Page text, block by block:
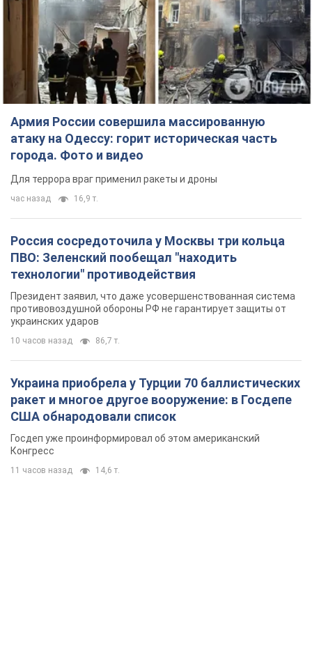
Армия России совершила массированную
атаку на Одессу: горит историческая часть
города. Фото и видео
Для террора враг применил ракеты и дроны
час назад 16,9 т.
Россия сосредоточила у Москвы три кольца
ПВО: Зеленский пообещал "находить
технологии" противодействия
Президент заявил, что даже усовершенствованная система
противовоздушной обороны РФ не гарантирует защиты от
украинских ударов
10 часов назад 86,7 т.
Украина приобрела у Турции 70 баллистических
ракет и многое другое вооружение: в Госдепе
США обнародовали список
Госдеп уже проинформировал об этом американский
Конгресс
11 часов назад 14,6 т.